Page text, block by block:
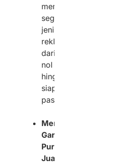
memproduksi
segala
jenis
reklame
dari
nol
hingga
siap
pasang.
Memberikan
Garansi
Purna
Jual: